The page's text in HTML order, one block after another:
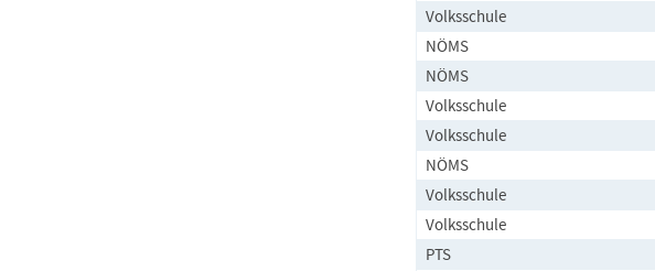
Volksschule
NÖMS
NÖMS
Volksschule
Volksschule
NÖMS
Volksschule
Volksschule
PTS